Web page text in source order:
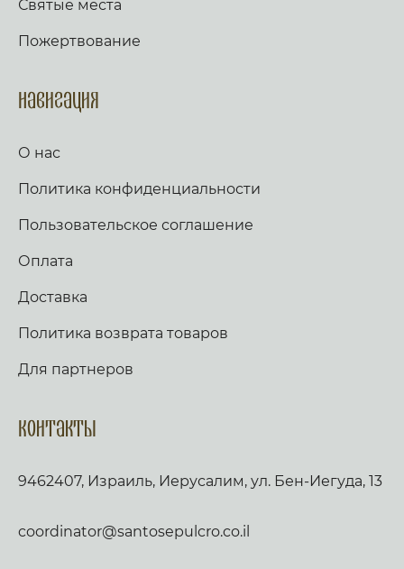
Святые места
Пожертвование
Навигация
О нас
Политика конфиденциальности
Пользовательское соглашение
Оплата
Доставка
Политика возврата товаров
Для партнеров
Контакты
9462407, Израиль, Иерусалим, ул. Бен-Иегуда, 13
coordinator@santosepulcro.co.il